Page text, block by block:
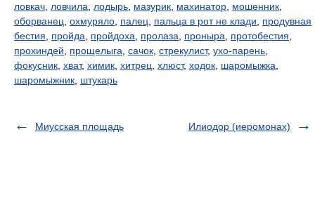
ловкач ловчила лодырь мазурик махинатор мошенник
оборванец охмуряло палец пальца в рот не клади
продувная
бестия
пройда пройдоха пролаза проныра протобестия
прохиндей
прощелыга сачок стрекулист, ухо-парень
фокусник хват, химик хитрец хлюст, ходок шаромыжка
шаромыжник штукарь
Миусская площадь Илиодор (иеромонах)